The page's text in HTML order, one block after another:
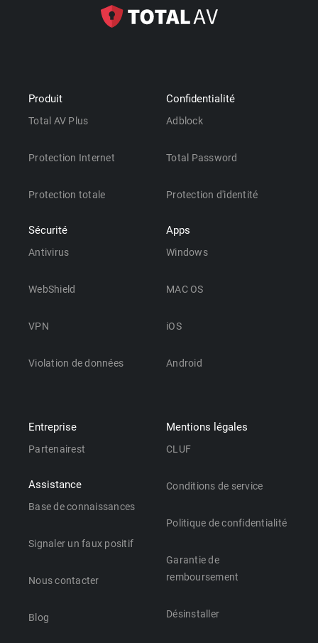
Produit
Total AV Plus
Protection Internet
Protection totale
Sécurité
Antivirus
WebShield
VPN
Violation de données
Confidentialité
Adblock
Total Password
Protection d'identité
Apps
Windows
MAC OS
iOS
Android
Entreprise
Partenairest
Assistance
Base de connaissances
Signaler un faux positif
Nous contacter
Blog
Mentions légales
CLUF
Conditions de service
Politique de confidentialité
Garantie de
remboursement
Désinstaller